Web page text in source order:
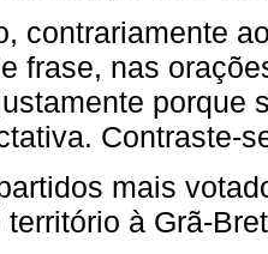
contrariamente
frase, nas
porque
Contraste-
mais
à Grã-